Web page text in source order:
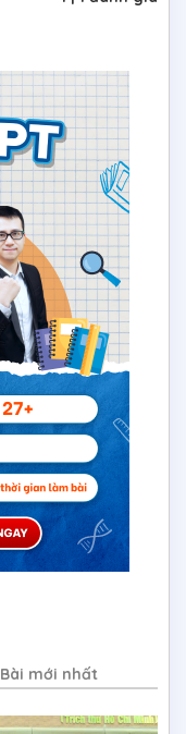
Bài mới nhất